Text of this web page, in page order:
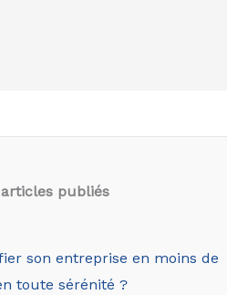
publiés
son entreprise en moins de
toute sérénité ?